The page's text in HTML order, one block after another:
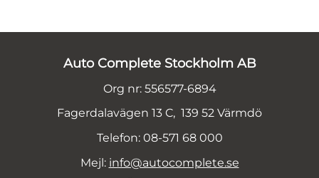
Auto Complete Stockholm AB
Org nr: 556577-6894
Fagerdalavägen 13 C, 139 52 Värmdö
Telefon: 08-571 68 000
Mejl: info@autocomplete.se